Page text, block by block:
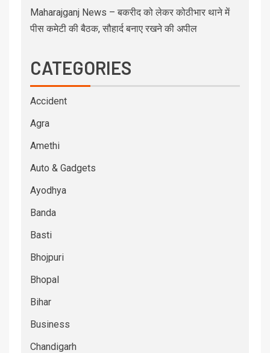
Maharajganj News – बकरीद को लेकर कोठीभार थाने में
पीस कमेटी की बैठक, सौहार्द बनाए रखने की अपील
CATEGORIES
Accident
Agra
Amethi
Auto & Gadgets
Ayodhya
Banda
Basti
Bhojpuri
Bhopal
Bihar
Business
Chandigarh